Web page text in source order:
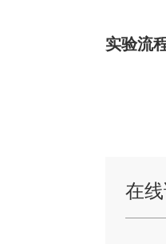
实验流
在